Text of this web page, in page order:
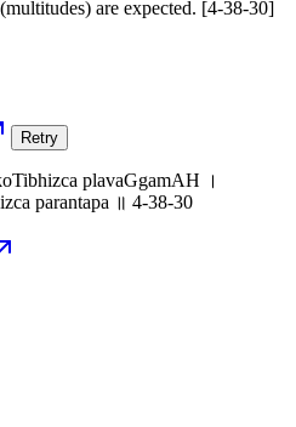
are expected. [4-38-30]
Retry
plavaGgamAH ।
parantapa ॥ 4-38-30